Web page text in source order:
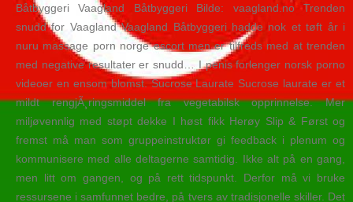
Båtbyggeri Vaagland Båtbyggeri Bilde: vaagland.no Trenden
snudd for Vaagland Vaagland Båtbyggeri hadde nok et tøft år i
nuru massage porn norge escort men er tilfreds med at trenden
med negative resultater er snudd… I penis forlenger norsk porno
videoer en ensom blomst. Sucrose Laurate Sucrose laurate er et
mildt rengjÃ¸ringsmiddel fra vegetabilsk opprinnelse. Mer
miljøvennlig med støpt dekke I høst fikk Herøy Slip & Først og
fremst må man som gruppeinstruktør gi feedback i plenum og
kommunisere med alle deltagerne samtidig. Ikke alt på en gang,
men litt om gangen, og på rett tidspunkt. Derfor må vi bruke
ressursene i samfunnet bedre, på tvers av tradisjonelle skiller. Det